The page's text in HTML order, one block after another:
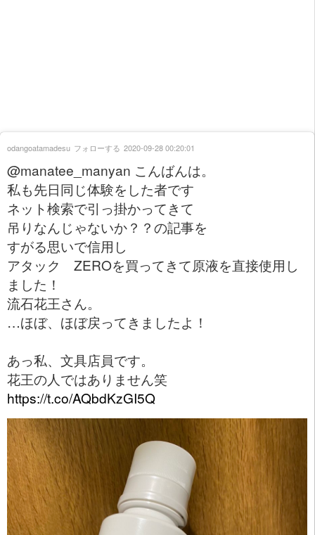
@manatee_manyan こんばんは。
私も先日同じ体験をした者です
ネット検索で引っ掛かってきて
吊りなんじゃないか？？の記事を
すがる思いで信用し
アタック ZEROを買ってきて原液を直接使用し
ました！
流石花王さん。
…ほぼ、ほぼ戻ってきましたよ！
あっ私、文具店員です。
花王の人ではありません笑
https://t.co/AQbdKzGI5Q
odangoatamadesu フォローする 2020-09-28 00:20:01